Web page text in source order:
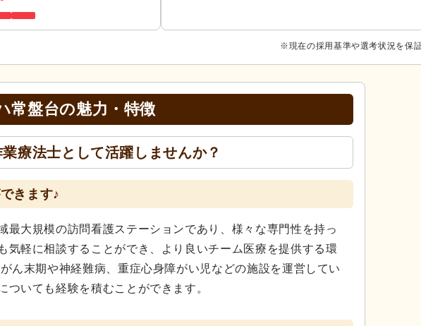
※現在の採用基準や選考状況を保
常盤台の魅力・特徴
療法士として活躍しませんか？
きます♪
最大規模の訪問看護ステーションであり、様々な専門性を持っ
気軽に相談することができ、より良いチーム医療を提供する環
ん末期や神経難病、重症心身障がい児などの施設を運営してい
いても経験を積むことができます。